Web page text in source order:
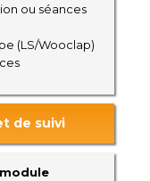
ou séances
(LS/Wooclap)
de suivi